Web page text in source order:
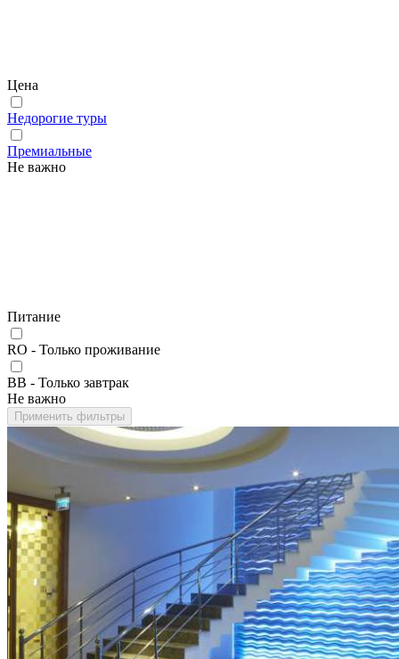
Цена
Недорогие туры
Премиальные
Не важно
Питание
RO - Только проживание
BB - Только завтрак
Не важно
Применить фильтры